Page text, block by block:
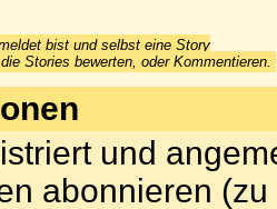
bist und selbst eine Story
Stories bewerten, oder Kommentieren.
und
abonnieren